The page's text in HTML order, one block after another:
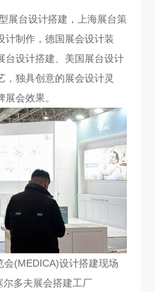
展台设计搭建，上海展台策
计制作，德国展会设计装
台设计搭建、美国展台设计
，独具创意的展会设计灵
会效果。
(MEDICA)设计搭建现场
尔多夫展会搭建工厂